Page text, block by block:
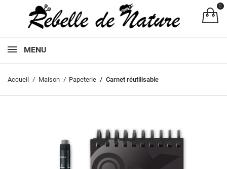
0
MENU
Accueil Maison Papeterie Carnet réutilisable